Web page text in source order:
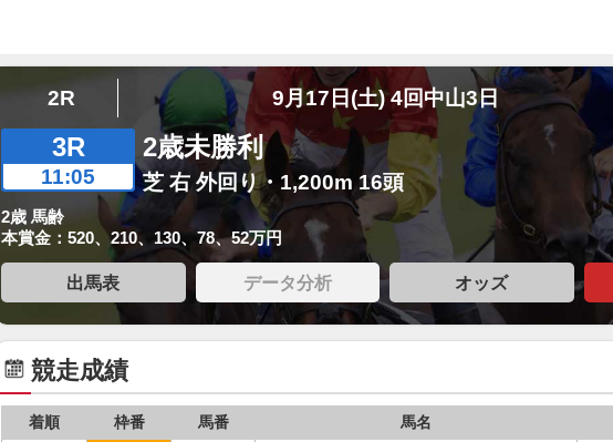
2R 9月17日(土) 4回中山3日
3R
11:05
2歳未勝利
芝 右 外回り・1,200m 16頭
2歳 馬齢
本賞金：520、210、130、78、52万円
出馬表 データ分析 オッズ
競走成績
着順 枠番 馬番 馬名